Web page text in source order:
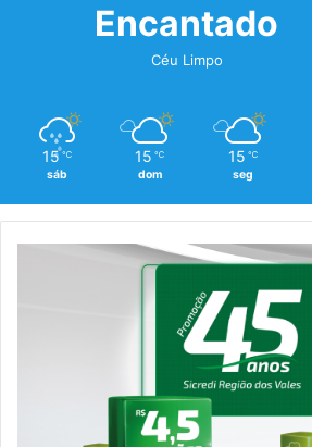
Encantado
Céu Limpo
15 ℃
sáb
15 ℃
dom
15 ℃
seg